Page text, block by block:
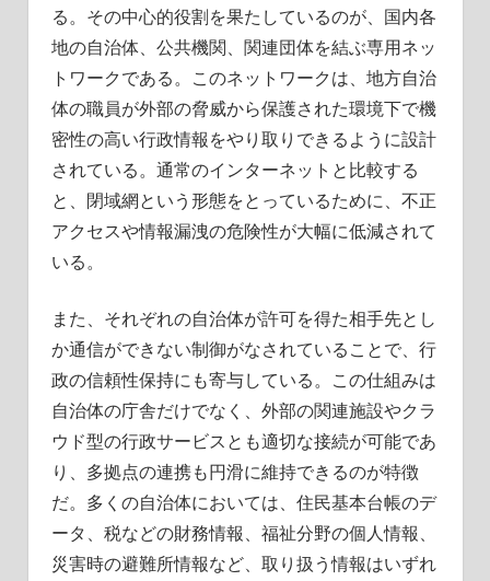
る。その中心的役割を果たしているのが、国内各
地の自治体、公共機関、関連団体を結ぶ専用ネッ
トワークである。このネットワークは、地方自治
体の職員が外部の脅威から保護された環境下で機
密性の高い行政情報をやり取りできるように設計
されている。通常のインターネットと比較する
と、閉域網という形態をとっているために、不正
アクセスや情報漏洩の危険性が大幅に低減されて
いる。
また、それぞれの自治体が許可を得た相手先とし
か通信ができない制御がなされていることで、行
政の信頼性保持にも寄与している。この仕組みは
自治体の庁舎だけでなく、外部の関連施設やクラ
ウド型の行政サービスとも適切な接続が可能であ
り、多拠点の連携も円滑に維持できるのが特徴
だ。多くの自治体においては、住民基本台帳のデ
ータ、税などの財務情報、福祉分野の個人情報、
災害時の避難所情報など、取り扱う情報はいずれ